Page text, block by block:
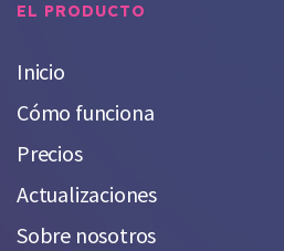
EL PRODUCTO
Inicio
Cómo funciona
Precios
Actualizaciones
Sobre nosotros